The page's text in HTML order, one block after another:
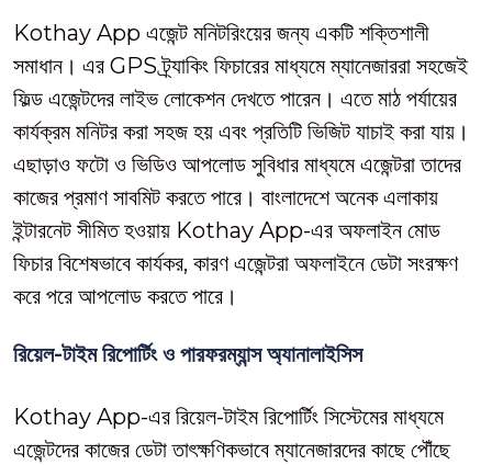
Kothay App এজেন্ট মনিটরিংয়ের জন্য একটি শক্তিশালী
সমাধান। এর GPS ট্র্যাকিং ফিচারের মাধ্যমে ম্যানেজাররা সহজেই
ফিল্ড এজেন্টদের লাইভ লোকেশন দেখতে পারেন। এতে মাঠ পর্যায়ের
কার্যক্রম মনিটর করা সহজ হয় এবং প্রতিটি ভিজিট যাচাই করা যায়।
এছাড়াও ফটো ও ভিডিও আপলোড সুবিধার মাধ্যমে এজেন্টরা তাদের
কাজের প্রমাণ সাবমিট করতে পারে। বাংলাদেশে অনেক এলাকায়
ইন্টারনেট সীমিত হওয়ায় Kothay App-এর অফলাইন মোড
ফিচার বিশেষভাবে কার্যকর, কারণ এজেন্টরা অফলাইনে ডেটা সংরক্ষণ
করে পরে আপলোড করতে পারে।
রিয়েল-টাইম রিপোর্টিং ও পারফরম্যান্স অ্যানালাইসিস
Kothay App-এর রিয়েল-টাইম রিপোর্টিং সিস্টেমের মাধ্যমে
এজেন্টদের কাজের ডেটা তাৎক্ষণিকভাবে ম্যানেজারদের কাছে পৌঁছে